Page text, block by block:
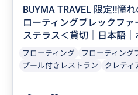
BUYMA TRAVEL 限定‼️憧
ローティングブレックフ
ステラス＜貸切｜日本語
フローティング
フローティング
プール付きレストラン
クレティ